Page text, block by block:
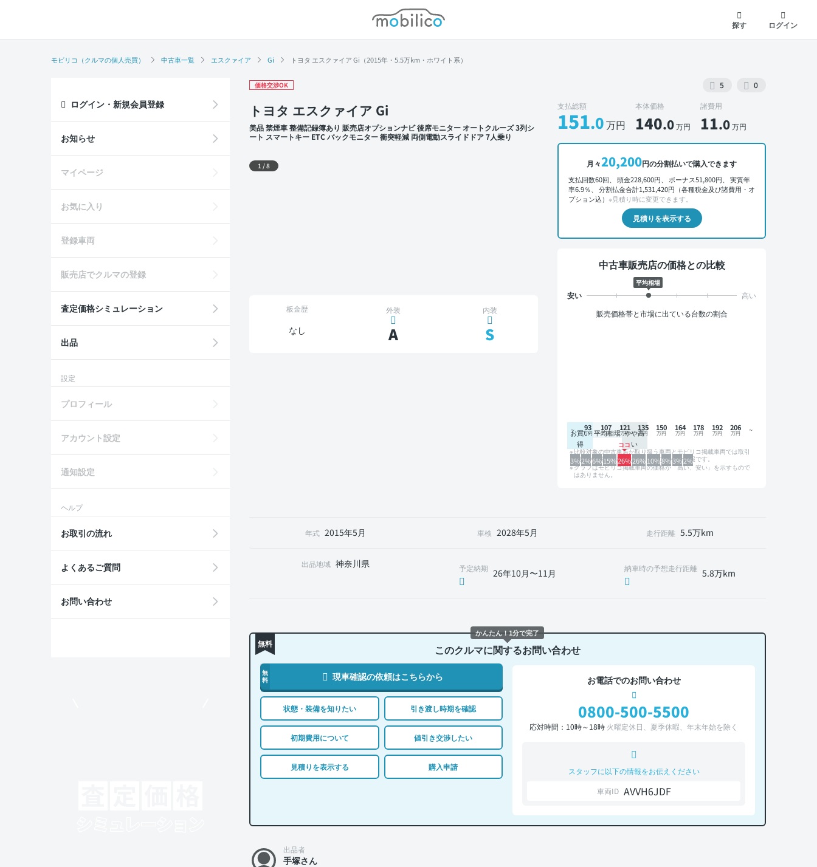
モビリコ
探す
ログイン
モビリコ（クルマの個人売買） 中古車一覧 エスクァイア Gi トヨタ エスクァイア Gi（2015年・5.5万km・ホワイト系）
価格交渉OK 5 0
トヨタ エスクァイア Gi
美品 禁煙車 整備記録簿あり 販売店オプションナビ 後席モニター オートクルーズ 3列シ
ート スマートキー ETC バックモニター 衝突軽減 両側電動スライドドア 7人乗り
外装 左前 外装 正面
1 /8
支払総額
151.0万円
本体価格
140.0万円
諸費用
11.0万円
月々20,200円の分割払いで購入できます
支払回数60回、 頭金228,600円、 ボーナス51,800円、 実質年
率6.9％、 分割払金合計1,531,420円（各種税金及び諸費用・オ
プション込） ※見積り時に変更できます。
見積りを表示する
中古車販売店の価格との比較
平均相場
販売価格帯と市場に出ている台数の割合
お買い
得
平均相場 やや高
い
3%2%6%15%26%26%10%8%3%2%
93 107 121 135 150 164 178 192 206
比較対象の中古車店が取り扱う車両とモビリコ掲載車両では取引
形態や条件が異なるため、グラフは参考情報です。
グラフはモビリコ掲載車両の価格が「高い、安い」を示すもので
はありません。
板金歴
なし
外装
A
内装
S
年式 2015年5月 車検 2028年5月 走行距離 5.5万km
出品地域 神奈川県 予定納期 26年10月〜11月 納車時の予想走行距離 5.8万km
無料 このクルマに関するお問い合わせ
無
料
現車確認の依頼はこちらから
状態・装備を知りたい 引き渡し時期を確認
初期費用について 値引き交渉したい
見積りを表示する 購入申請
お電話でのお問い合わせ
0800-500-5500
応対時間：10時～18時 火曜定休日、夏季休暇、年末年始を除く
スタッフに以下の情報をお伝えください
車両ID AVVH6JDF
出品者
手塚さん
ログイン・新規会員登録
お知らせ
マイページ
お気に入り
登録車両
販売店でクルマの登録
査定価格シミュレーション
出品
設定
プロフィール
アカウント設定
通知設定
ヘルプ
お取引の流れ
よくあるご質問
お問い合わせ
かんたん！1分で完了